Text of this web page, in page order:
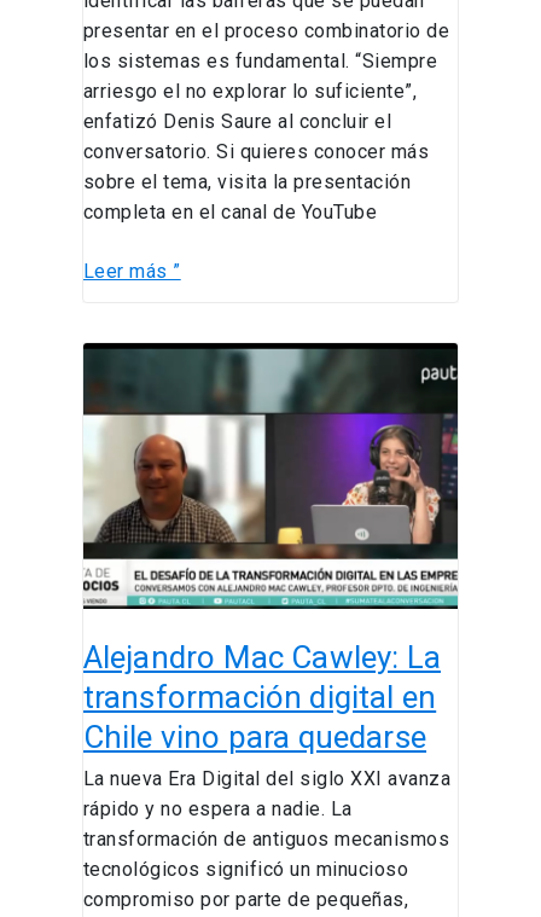
presentar en el proceso combinatorio de
los sistemas es fundamental. “Siempre
arriesgo el no explorar lo suficiente”,
enfatizó Denis Saure al concluir el
conversatorio. Si quieres conocer más
sobre el tema, visita la presentación
completa en el canal de YouTube
Leer más ”
Alejandro Mac Cawley: La
transformación digital en
Chile vino para quedarse
La nueva Era Digital del siglo XXI avanza
rápido y no espera a nadie. La
transformación de antiguos mecanismos
tecnológicos significó un minucioso
compromiso por parte de pequeñas,
Alejandro
Cawley:
transformación
digital
en
Chile
vino
quedarse